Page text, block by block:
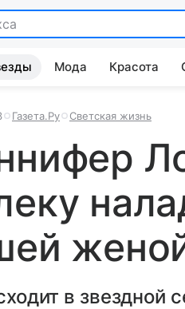
Мода Красота
Газета.Ру Светская жизнь
в звездной